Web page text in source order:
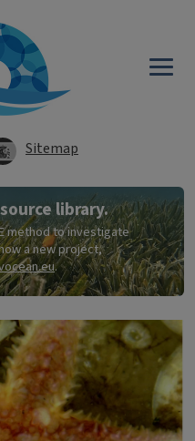
Sitemap
library.
method to investigate
a new project,
.